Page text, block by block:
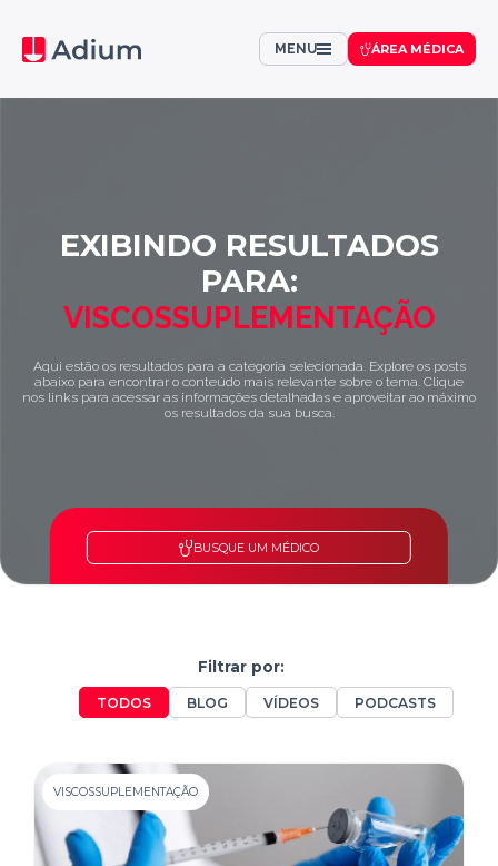
ÁREA MÉDICA
MENU
EXIBINDO RESULTADOS
PARA:
VISCOSSUPLEMENTAÇÃO
Aqui estão os resultados para a categoria selecionada. Explore os posts
abaixo para encontrar o conteúdo mais relevante sobre o tema. Clique
nos links para acessar as informações detalhadas e aproveitar ao máximo
os resultados da sua busca.
BUSQUE UM MÉDICO
Filtrar por:
TODOS BLOG VÍDEOS PODCASTS
VISCOSSUPLEMENTAÇÃO